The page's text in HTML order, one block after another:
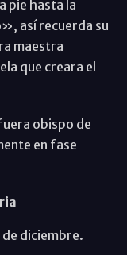
pie hasta la
así recuerda su
maestra
que creara el
obispo de
en fase
de diciembre.